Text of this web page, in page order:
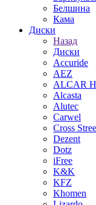
Белшина
Кама
Диски
Назад
Диски
Accuride
AEZ
ALCAR
Alcasta
Alutec
Carwel
Cross
Dezent
Dotz
iFree
K&K
KFZ
Khomen